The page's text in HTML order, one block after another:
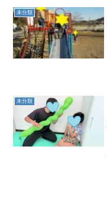
未分類
未分類